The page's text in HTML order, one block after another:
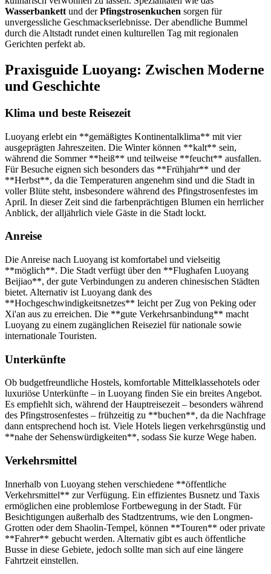
Wasserbankett und derPfingstrosenkuchen sorgen für
unvergessliche Geschmackserlebnisse. Der abendliche Bummel
durch die Altstadt rundet einen kulturellen Tag mit regionalen
Gerichten perfekt ab.
Praxisguide Luoyang: Zwischen Moderne
und Geschichte
Klima und beste Reisezeit
Luoyang erlebt ein **gemäßigtes Kontinentalklima** mit vier
ausgeprägten Jahreszeiten. Die Winter können **kalt** sein,
während die Sommer **heiß** und teilweise **feucht** ausfallen.
Für Besuche eignen sich besonders das **Frühjahr** und der
**Herbst**, da die Temperaturen angenehm sind und die Stadt in
voller Blüte steht, insbesondere während des Pfingstrosenfestes im
April. In dieser Zeit sind die farbenprächtigen Blumen ein herrlicher
Anblick, der alljährlich viele Gäste in die Stadt lockt.
Anreise
Die Anreise nach Luoyang ist komfortabel und vielseitig
**möglich**. Die Stadt verfügt über den **Flughafen Luoyang
Beijiao**, der gute Verbindungen zu anderen chinesischen Städten
bietet. Alternativ ist Luoyang dank des
**Hochgeschwindigkeitsnetzes** leicht per Zug von Peking oder
Xi'an aus zu erreichen. Die **gute Verkehrsanbindung** macht
Luoyang zu einem zugänglichen Reiseziel für nationale sowie
internationale Touristen.
Unterkünfte
Ob budgetfreundliche Hostels, komfortable Mittelklassehotels oder
luxuriöse Unterkünfte – in Luoyang finden Sie ein breites Angebot.
Es empfiehlt sich, während der Hauptreisezeit – besonders während
des Pfingstrosenfestes – frühzeitig zu **buchen**, da die Nachfrage
dann entsprechend hoch ist. Viele Hotels liegen verkehrsgünstig und
**nahe der Sehenswürdigkeiten**, sodass Sie kurze Wege haben.
Verkehrsmittel
Innerhalb von Luoyang stehen verschiedene **öffentliche
Verkehrsmittel** zur Verfügung. Ein effizientes Busnetz und Taxis
ermöglichen eine problemlose Fortbewegung in der Stadt. Für
Besichtigungen außerhalb des Stadtzentrums, wie den Longmen-
Grotten oder dem Shaolin-Tempel, können **Touren** oder private
**Fahrer** gebucht werden. Alternativ gibt es auch öffentliche
Busse in diese Gebiete, jedoch sollte man sich auf eine längere
Fahrtzeit einstellen.